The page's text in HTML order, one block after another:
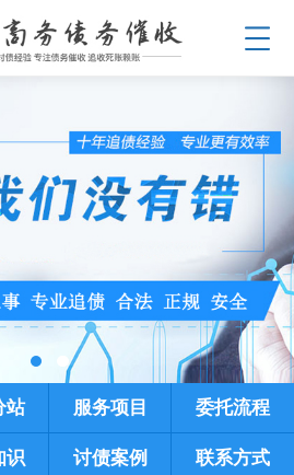
站 服务项目 委托流程
识 讨债案例 联系方式